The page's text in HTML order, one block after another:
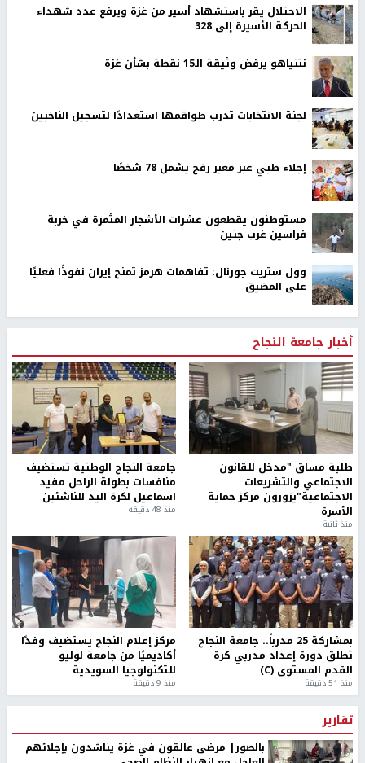
الاحتلال يقر باستشهاد أسير من غزة ويرفع عدد شهداء
الحركة الأسيرة إلى 328
نتنياهو يرفض وثيقة الـ15 نقطة بشأن غزة
لجنة الانتخابات تدرب طواقمها استعدادًا لتسجيل الناخبين
إجلاء طبي عبر معبر رفح يشمل 78 شخصًا
مستوطنون يقطعون عشرات الأشجار المثمرة في خربة
فراسين غرب جنين
وول ستريت جورنال: تفاهمات هرمز تمنح إيران نفوذًا فعليًا
على المضيق
أخبار جامعة النجاح
طلبة مساق "مدخل للقانون
الاجتماعي والتشريعات
الاجتماعية"يزورون مركز حماية
الأسرة
منذ ثانية
جامعة النجاح الوطنية تستضيف
منافسات بطولة الراحل مفيد
اسماعيل لكرة اليد للناشئين
منذ 48 دقيقة
بمشاركة 25 مدرباً.. جامعة النجاح
تطلق دورة إعداد مدربي كرة
القدم المستوى (C)
منذ 51 دقيقة
مركز إعلام النجاح يستضيف وفدًا
أكاديميًا من جامعة لوليو
للتكنولوجيا السويدية
منذ 9 دقيقة
تقارير
بالصور| مرضى عالقون في غزة يناشدون بإجلائهم